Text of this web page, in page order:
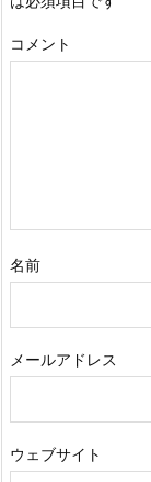
コメント
名前
メールアドレス
ウェブサイト